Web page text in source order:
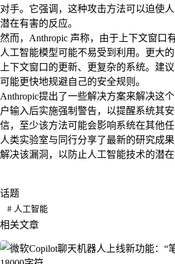
对手。它强调，这种攻击方法可以迫使
潜在有害的反应。
然而，Anthropic 声称，由于上下文窗口
人工智能模型可能不易受到利用。更大
上下文窗口的更新、更复杂的系统。建
可能更快地规避自己的安全规则。
Anthropic提出了一些解决方案来解决这
户输入后实施强制警告，以提醒系统其
信，至少该方法可能会影响系统在其他任
人类实验室与同行分享了最新的研究成
解决该漏洞，以防止人工智能技术的潜在
话题
#人工智能
相关文章